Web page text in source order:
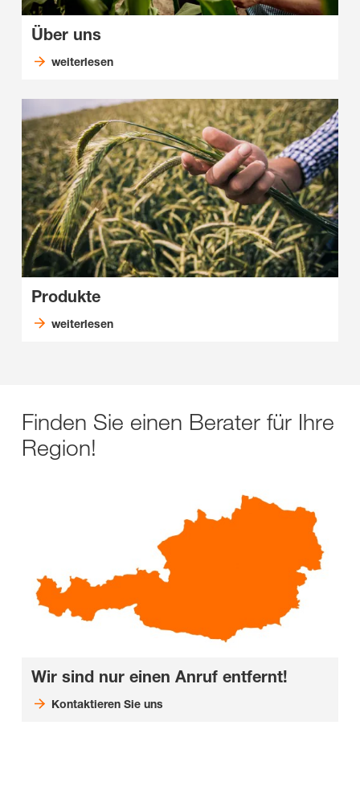
Über uns
weiterlesen
Produkte
weiterlesen
Finden Sie einen Berater für Ihre
Region!
Wir sind nur einen Anruf entfernt!
Kontaktieren Sie uns